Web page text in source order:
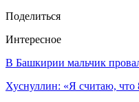
Поделиться
Интересное
В Башкирии мальчик
Хуснуллин: «Я считаю,